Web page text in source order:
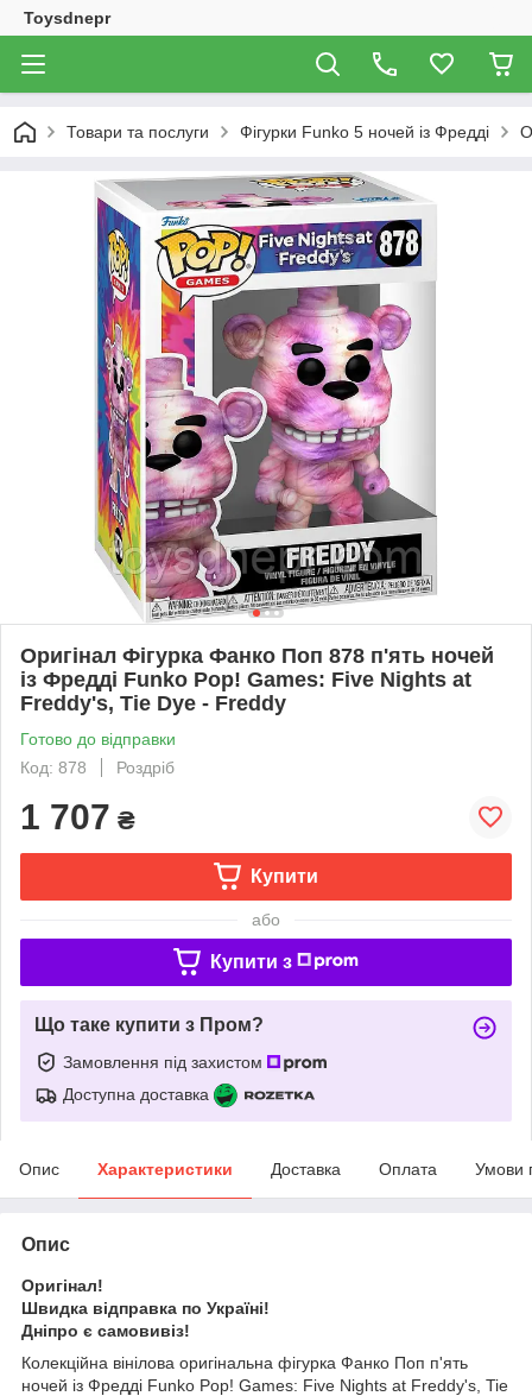
Toysdnepr
Товари та послуги Фігурки Funko 5 ночей із Фредді
Оригінал Фігурка Фанко Поп 878 п'ять ночей
із Фредді Funko Pop! Games: Five Nights at
Freddy's, Tie Dye - Freddy
Готово до відправки
Код: 878
Роздріб
1 707 ₴
Купити
або
Купити з
Що таке купити з Пром?
Замовлення під захистом
Доступна доставка
Опис Характеристики Доставка Оплата Умови
Опис
Оригінал!
Швидка відправка по Україні!
Дніпро є самовивіз!
Колекційна вінілова оригінальна фігурка Фанко Поп п'ять
ночей із Фредді Funko Pop! Games: Five Nights at Freddy's, Tie